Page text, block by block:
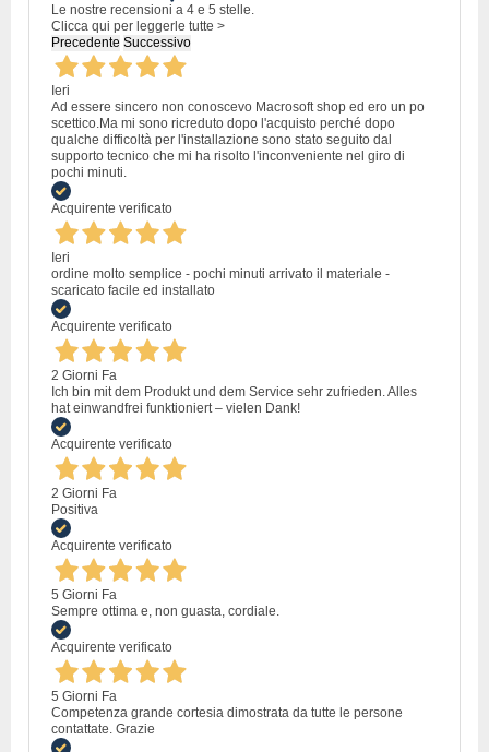
Le nostre recensioni a 4 e 5 stelle.
Clicca qui per leggerle tutte >
Precedente Successivo
Ieri
Ad essere sincero non conoscevo Macrosoft shop ed ero un po
scettico.Ma mi sono ricreduto dopo l'acquisto perché dopo
qualche difficoltà per l'installazione sono stato seguito dal
supporto tecnico che mi ha risolto l'inconveniente nel giro di
pochi minuti.
Acquirente verificato
Ieri
ordine molto semplice - pochi minuti arrivato il materiale -
scaricato facile ed installato
Acquirente verificato
2 Giorni Fa
Ich bin mit dem Produkt und dem Service sehr zufrieden. Alles
hat einwandfrei funktioniert – vielen Dank!
Acquirente verificato
2 Giorni Fa
Positiva
Acquirente verificato
5 Giorni Fa
Sempre ottima e, non guasta, cordiale.
Acquirente verificato
5 Giorni Fa
Competenza grande cortesia dimostrata da tutte le persone
contattate. Grazie